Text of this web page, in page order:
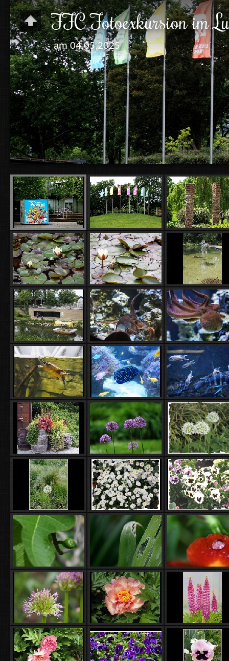
FFC Fotoexkursion im
am 04.05.2025